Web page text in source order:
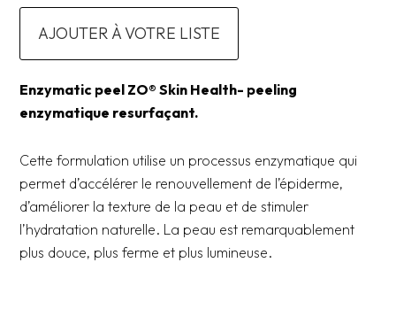
AJOUTER À VOTRE LISTE
Enzymatic peel ZO® Skin Health- peeling
enzymatique resurfaçant.
Cette formulation utilise un processus enzymatique qui
permet d’accélérer le renouvellement de l’épiderme,
d’améliorer la texture de la peau et de stimuler
l’hydratation naturelle. La peau est remarquablement
plus douce, plus ferme et plus lumineuse.